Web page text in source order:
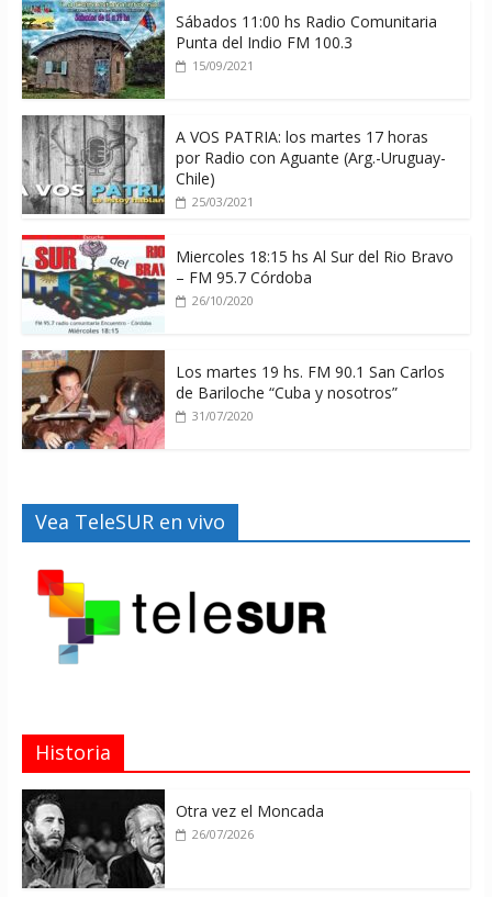
Sábados 11:00 hs Radio Comunitaria
Punta del Indio FM 100.3
15/09/2021
A VOS PATRIA: los martes 17 horas
por Radio con Aguante (Arg.-Uruguay-
Chile)
25/03/2021
Miercoles 18:15 hs Al Sur del Rio Bravo
– FM 95.7 Córdoba
26/10/2020
Los martes 19 hs. FM 90.1 San Carlos
de Bariloche “Cuba y nosotros”
31/07/2020
Vea TeleSUR en vivo
Historia
Otra vez el Moncada
26/07/2026